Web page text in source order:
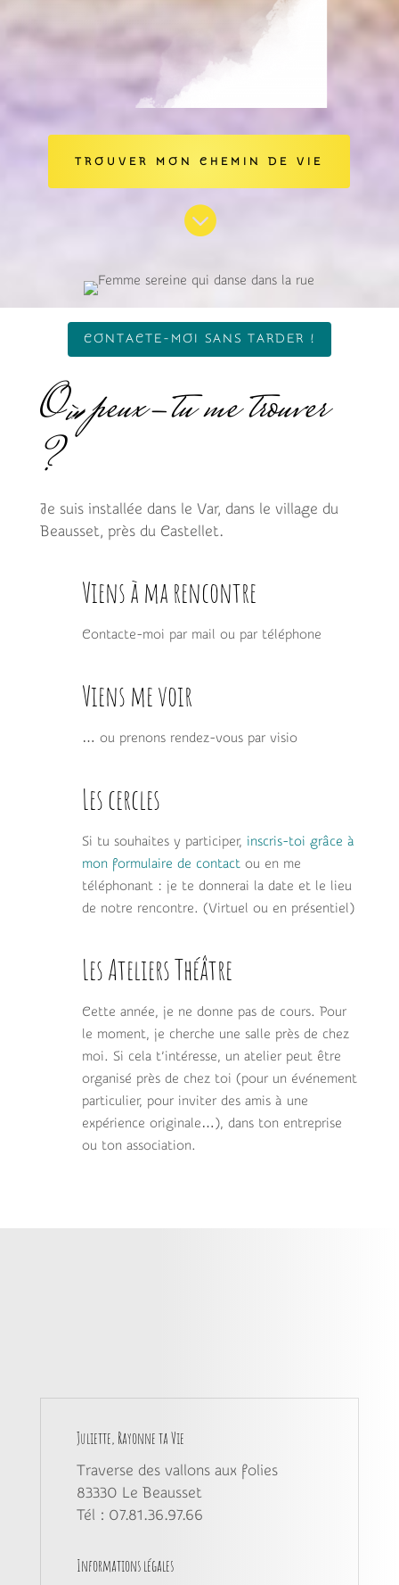
TROUVER MON CHEMIN DE VIE

CONTACTE-MOI SANS TARDER !
Où peux-tu me trouver
?
Je suis installée dans le Var, dans le village du
Beausset, près du Castellet.
Viens à ma rencontre
Contacte-moi par mail ou par téléphone
Viens me voir
… ou prenons rendez-vous par visio
Les cercles
Si tu souhaites y participer, inscris-toi grâce à
mon formulaire de contactou en me
téléphonant : je te donnerai la date et le lieu
de notre rencontre. (Virtuel ou en présentiel)
Les Ateliers Théâtre
Cette année, je ne donne pas de cours. Pour
le moment, je cherche une salle près de chez
moi. Si cela t’intéresse, un atelier peut être
organisé près de chez toi (pour un événement
particulier, pour inviter des amis à une
expérience originale…), dans ton entreprise
ou ton association.
Juliette, Rayonne ta Vie
Traverse des vallons aux folies
83330 Le Beausset
Tél : 07.81.36.97.66
Informations légales